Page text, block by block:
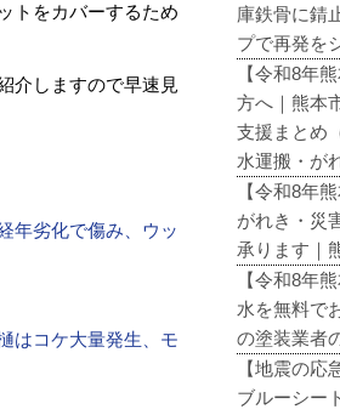
トをカバーするため
介しますので早速見
年劣化で傷み、ウッ
はコケ大量発生、モ
庫鉄骨に錆
プで再発を
【令和8年
方へ｜熊本
支援まとめ
水運搬・が
【令和8年
がれき・災
承ります｜
【令和8年
水を無料で
の塗装業者
【地震の
ブルーシー